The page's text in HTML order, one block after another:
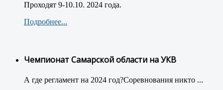
Проходят 9-10.10. 2024 года.
Подробнее...
Чемпионат Самарской области на УКВ
А где регламент на 2024 год?Соревнования никто ...